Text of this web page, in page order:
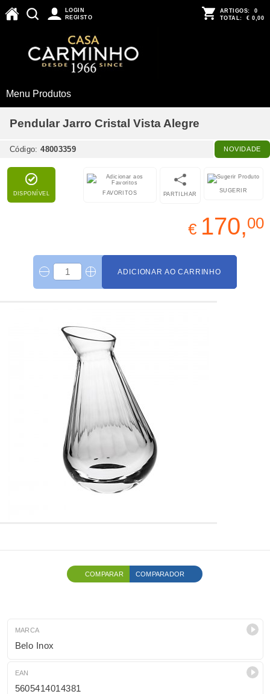
LOGIN
REGISTO
ARTIGOS: 0
TOTAL: € 0,00
Menu Produtos
Pendular Jarro Cristal Vista Alegre
Código:48003359 NOVIDADE
DISPONÍVEL SUGERIR
PARTILHAR
FAVORITOS
€ 170,00
ADICIONAR AO CARRINHO
COMPARAR COMPARADOR
MARCA
Belo Inox
EAN
5605414014381